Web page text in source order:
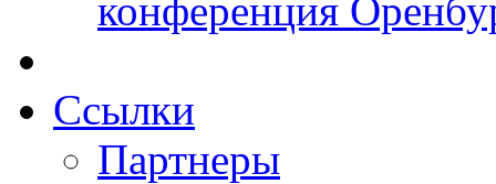
конференция
Ссылки
Партнеры